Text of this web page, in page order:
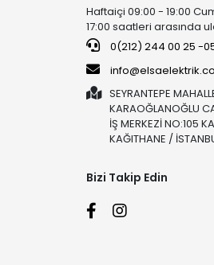
Haftaiçi 09:00 - 19:00
17:00 saatleri arasında
0(212) 244 00 25 -
SEYRANTEPE
KARAOĞLANOĞLU
İŞ MERKEZİ NO:105
KAĞITHANE /
Bizi Takip Edin